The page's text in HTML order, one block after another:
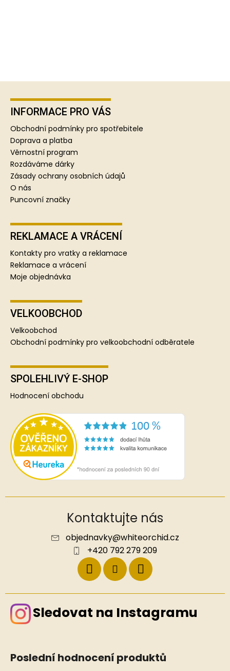
INFORMACE PRO VÁS
Obchodní podmínky pro spotřebitele
Doprava a platba
Věrnostní program
Rozdáváme dárky
Zásady ochrany osobních údajů
O nás
Puncovní značky
REKLAMACE A VRÁCENÍ
Kontakty pro vratky a reklamace
Reklamace a vrácení
Moje objednávka
VELKOOBCHOD
Velkoobchod
Obchodní podmínky pro velkoobchodní odběratele
SPOLEHLIVÝ E-SHOP
Hodnocení obchodu
Kontaktujte nás
objednavky@whiteorchid.cz
+420 792 279 209
Sledovat na Instagramu
Poslední hodnocení produktů